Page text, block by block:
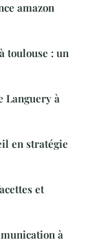
amazon
toulouse : un
Languery à
en stratégie
et
à